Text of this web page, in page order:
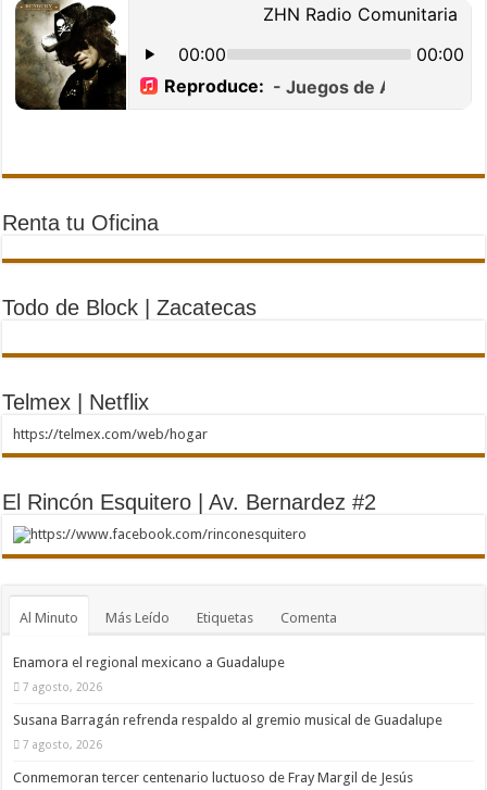
Renta tu Oficina
Todo de Block | Zacatecas
Telmex | Netflix
https://telmex.com/web/hogar
El Rincón Esquitero | Av. Bernardez #2
https://www.facebook.com/rinconesquitero
Al Minuto Más Leído Etiquetas Comenta
Enamora el regional mexicano a Guadalupe
7 agosto, 2026
Susana Barragán refrenda respaldo al gremio musical de Guadalupe
7 agosto, 2026
Conmemoran tercer centenario luctuoso de Fray Margil de Jesús